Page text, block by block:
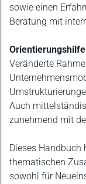
sowie einen
Beratung mit
Veränderte
Auch
zunehmend mit
Dieses Handbuch
thematischen
sowohl für